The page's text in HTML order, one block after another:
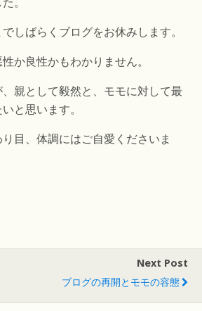
しばらくブログをお休みします。
か良性かもわかりません。
親として毅然と、モモに対して最
と思います。
目、体調にはご自愛くださいま
Next Post
ブログの再開とモモの容態